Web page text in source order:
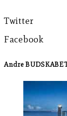
Twitter
Facebook
Andre